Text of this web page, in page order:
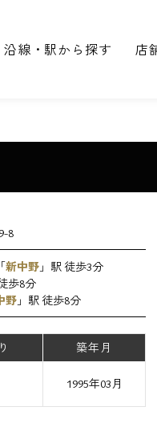
沿線・駅から探す 店
8
新中野 」駅 徒歩3分
歩8分
野 」駅 徒歩8分
築年月
1995年03月